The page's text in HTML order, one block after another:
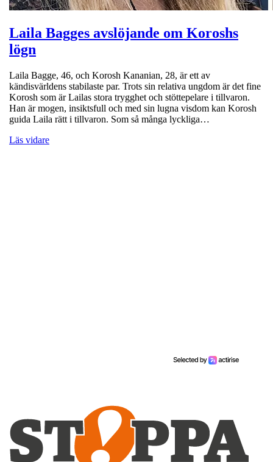
Laila Bagges avslöjande om Koroshs
lögn
Laila Bagge, 46, och Korosh Kananian, 28, är ett av
kändisvärldens stabilaste par. Trots sin relativa ungdom är det fine
Korosh som är Lailas stora trygghet och stöttepelare i tillvaron.
Han är mogen, insiktsfull och med sin lugna visdom kan Korosh
guida Laila rätt i tillvaron. Som så många lyckliga…
Läs vidare